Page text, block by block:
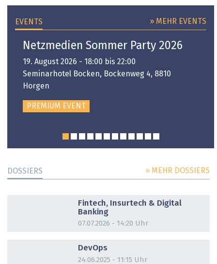
EVENTS » MEHR EVENTS
Netzmedien Sommer Party 2026
19. August 2026 - 18:00 bis 22:00
Seminarhotel Bocken, Bockenweg 4, 8810
Horgen
PREMIUM EVENT
DOSSIERS » MEHR DOSSIERS
Fintech, Insurtech & Digital
Banking
07.07.2026 - 14:20 Uhr
DevOps
24.06.2025 - 11:15 Uhr